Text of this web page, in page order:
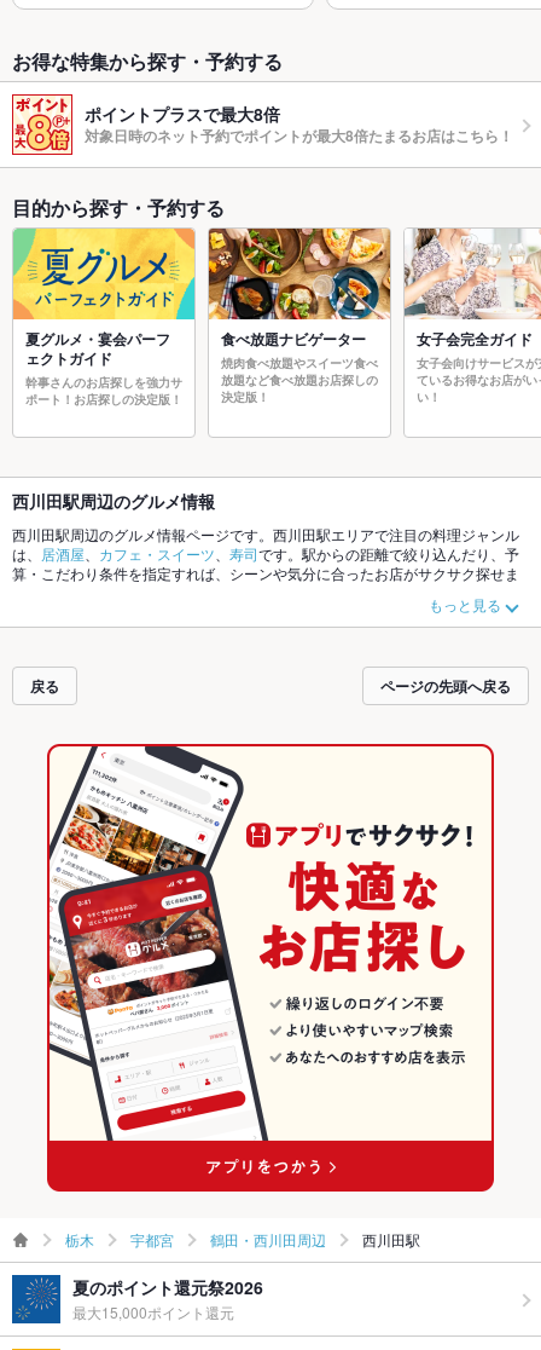
お得な特集から探す・予約する
ポイントプラスで最大8倍
対象日時のネット予約でポイントが最大8倍たまるお店はこちら！
目的から探す・予約する
夏グルメ・宴会パーフ
ェクトガイド
幹事さんのお店探しを強力サ
ポート！お店探しの決定版！
食べ放題ナビゲーター
焼肉食べ放題やスイーツ食べ
放題など食べ放題お店探しの
決定版！
女子会完全ガイド
女子会向けサービスが
ているお得なお店がい
い！
西川田駅周辺のグルメ情報
西川田駅周辺のグルメ情報ページです。西川田駅エリアで注目の料理ジャンル
は、
居酒屋 カフェ・スイーツ 寿司です。駅からの距離で絞り込んだり、予
算・こだわり条件を指定すれば、シーンや気分に合ったお店がサクサク探せま
ェックしてみてください。ホットペッパーグルメなら、お得なクーポンはもち
ろん、こだわりメニュー肉じゃが、餃子や季節のおすすめ料理など、お店の最
るお店も拡大中です。友達どうしの飲み会にも、会社の宴会にも、デートやパ
ーティにもお得に便利にホットペッパーグルメをご利用ください。
もっと見る
戻る ページの先頭へ戻る
栃木 宇都宮 鶴田・西川田周辺 西川田駅
夏のポイント還元祭2026
最大15,000ポイント還元